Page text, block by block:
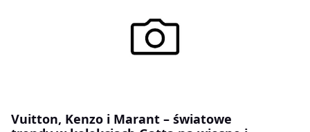
Vuitton, Kenzo i Marant – światowe